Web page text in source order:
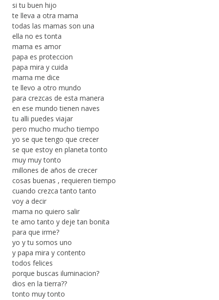
si tu buen hijo
te lleva a otra mama
todas las mamas son una
ella no es tonta
mama es amor
papa es proteccion
papa mira y cuida
mama me dice
te llevo a otro mundo
para crezcas de esta manera
en ese mundo tienen naves
tu alli puedes viajar
pero mucho mucho tiempo
yo se que tengo que crecer
se que estoy en planeta tonto
muy muy tonto
millones de años de crecer
cosas buenas , requieren tiempo
cuando crezca tanto tanto
voy a decir
mama no quiero salir
te amo tanto y deje tan bonita
para que irme?
yo y tu somos uno
y papa mira y contento
todos felices
porque buscas iluminacion?
dios en la tierra??
tonto muy tonto